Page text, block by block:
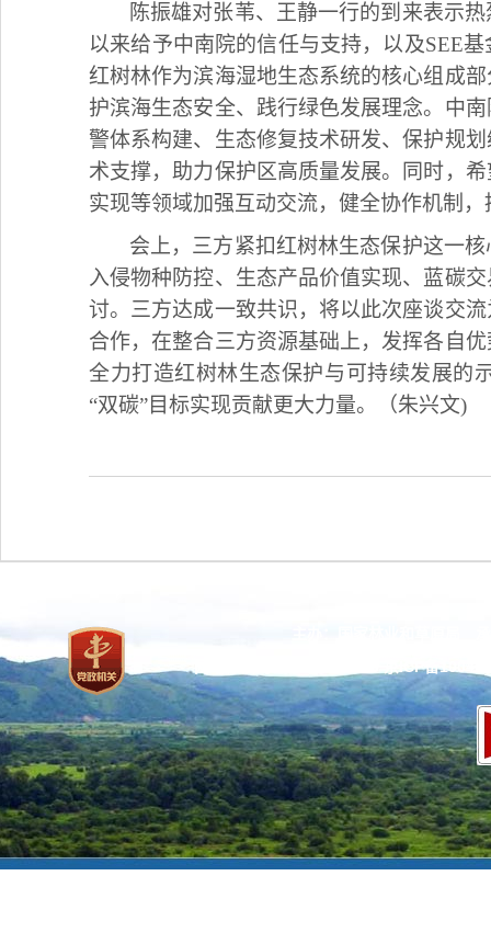
陈振雄对张苇、王静一行的到来表示
以来给予中南院的信任与支持，以及SEE
红树林作为滨海湿地生态系统的核心组成
护滨海生态安全、践行绿色发展理念。中
警体系构建、生态修复技术研发、保护规
术支撑，助力保护区高质量发展。同时，
实现等领域加强互动交流，健全协作机制
会上，三方紧扣红树林生态保护这一
入侵物种防控、生态产品价值实现、蓝碳
讨。三方达成一致共识，将以此次座谈交
合作，在整合三方资源基础上，发挥各自
全力打造红树林生态保护与可持续发展的
“双碳”目标实现贡献更大力量。（朱兴文)
京ICP备